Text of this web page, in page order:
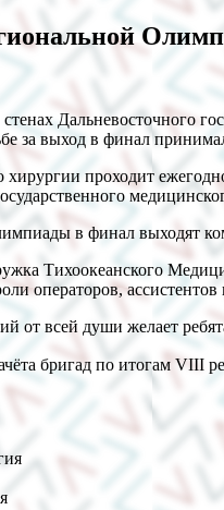
Дальневосточного
за выход в финал
проходит
в финал выходят
Тихоокеанского
операторов,
от всей души желает
бригад по итогам